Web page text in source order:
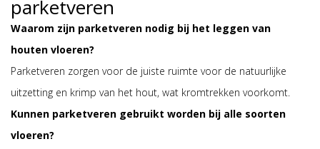
parketveren
Waarom zijn parketveren nodig bij het leggen van
houten vloeren?
Parketveren zorgen voor de juiste ruimte voor de natuurlijke
uitzetting en krimp van het hout, wat kromtrekken voorkomt.
Kunnen parketveren gebruikt worden bij alle soorten
vloeren?